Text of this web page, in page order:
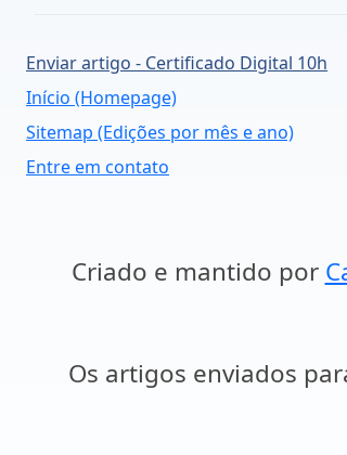
Enviar artigo - Certificado Digital 10h
Início (Homepage)
Sitemap (Edições por mês e ano)
Entre em contato
Criado e mantido por
Os artigos enviados